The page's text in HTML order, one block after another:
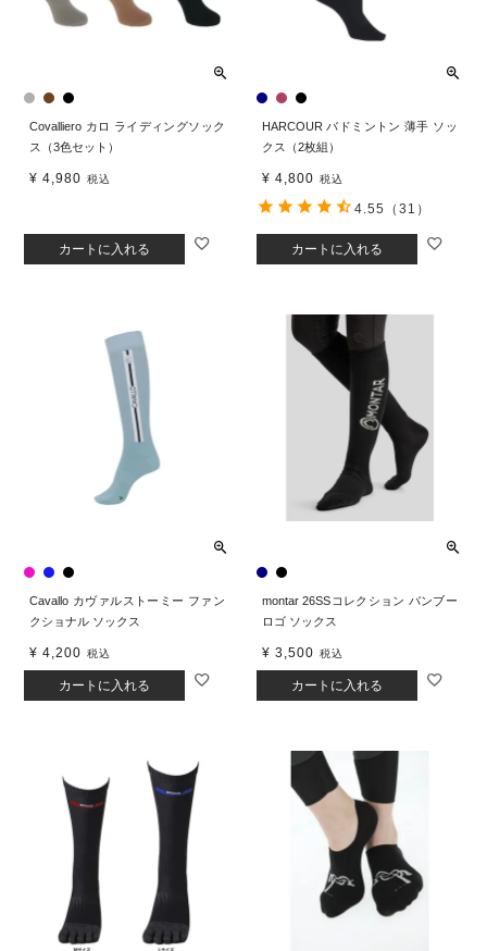
Covalliero カロ ライディングソック
ス（3色セット）
¥ 4,980 税込
カートに入れる
HARCOUR バドミントン 薄手 ソッ
クス（2枚組）
¥ 4,800 税込
カートに入れる
4.55 （31）
Cavallo カヴァルストーミー ファン
クショナル ソックス
¥ 4,200 税込
カートに入れる
montar 26SSコレクション バンブー
ロゴ ソックス
¥ 3,500 税込
カートに入れる